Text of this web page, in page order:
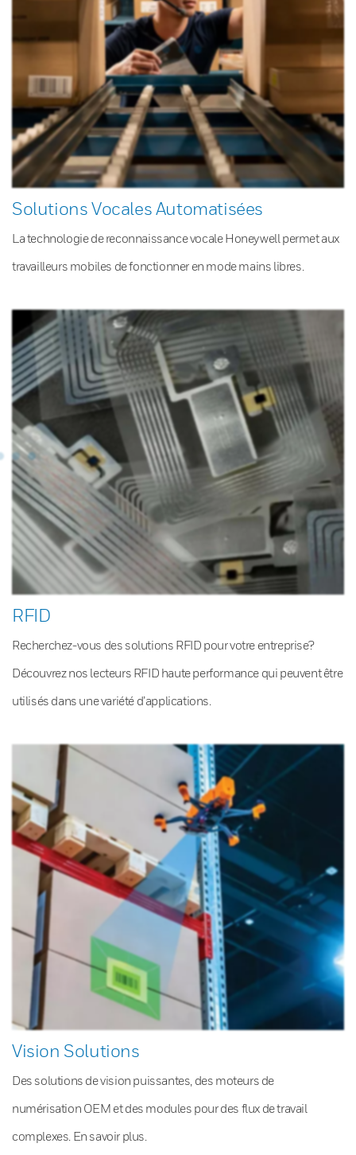
Solutions Vocales Automatisées
La technologie de reconnaissance vocale Honeywell permet aux
travailleurs mobiles de fonctionner en mode mains libres.
RFID
Recherchez-vous des solutions RFID pour votre entreprise?
Découvrez nos lecteurs RFID haute performance qui peuvent être
utilisés dans une variété d’applications.
Vision Solutions
Des solutions de vision puissantes, des moteurs de
numérisation OEM et des modules pour des flux de travail
complexes. En savoir plus.